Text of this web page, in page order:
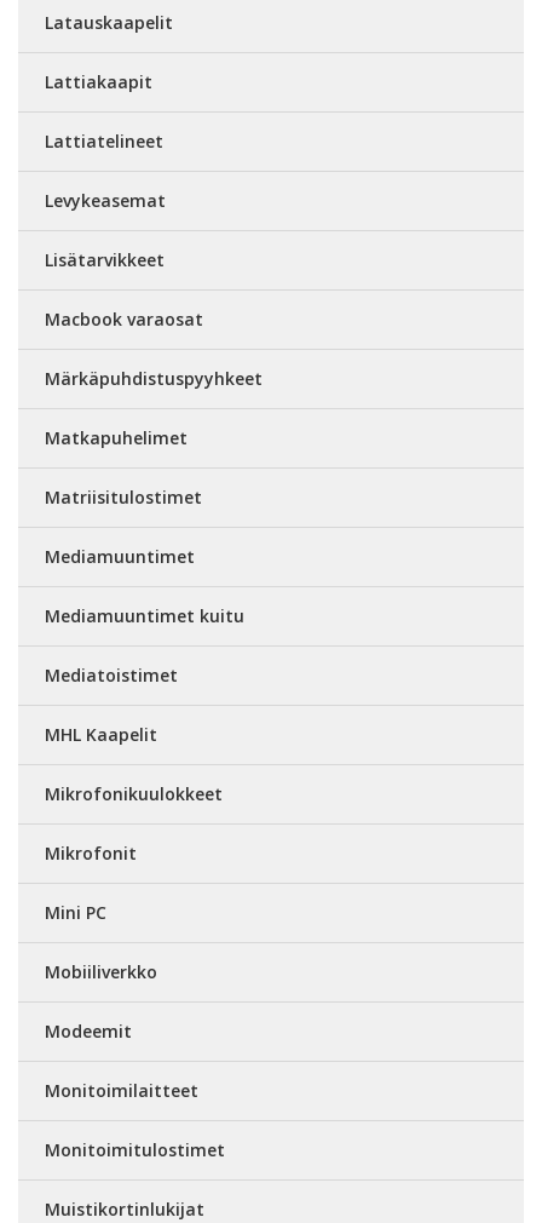
Latauskaapelit
Lattiakaapit
Lattiatelineet
Levykeasemat
Lisätarvikkeet
Macbook varaosat
Märkäpuhdistuspyyhkeet
Matkapuhelimet
Matriisitulostimet
Mediamuuntimet
Mediamuuntimet kuitu
Mediatoistimet
MHL Kaapelit
Mikrofonikuulokkeet
Mikrofonit
Mini PC
Mobiiliverkko
Modeemit
Monitoimilaitteet
Monitoimitulostimet
Muistikortinlukijat